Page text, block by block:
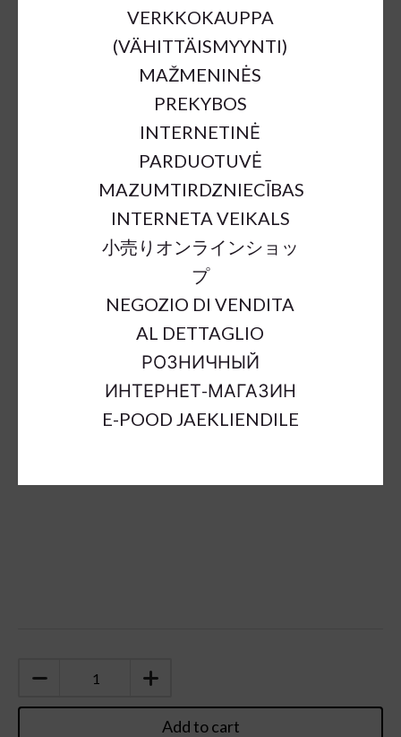
REED FLOWERING BROWN
b = base width h = height
58728
h110cm
plastic & nylon hair & iron wire
pc
Add to cart
VERKKOKAUPPA
(VÄHITTÄISMYYNTI)
MAŽMENINĖS
PREKYBOS
INTERNETINĖ
PARDUOTUVĖ
MAZUMTIRDZNIECĪBAS
INTERNETA VEIKALS
小売りオンラインショッ
プ
NEGOZIO DI VENDITA
AL DETTAGLIO
РОЗНИЧНЫЙ
ИНТЕРНЕТ-МАГАЗИН
E-POOD JAEKLIENDILE